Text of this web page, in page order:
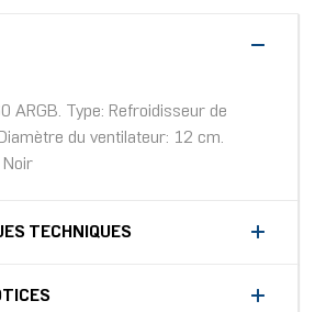
ARGB. Type: Refroidisseur de
du ventilateur: 12 cm.
Noir
TECHNIQUES